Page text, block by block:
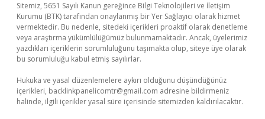
Sitemiz, 5651 Sayılı Kanun gereğince Bilgi Teknolojileri ve İletişim
Kurumu (BTK) tarafından onaylanmış bir Yer Sağlayıcı olarak hizmet
vermektedir. Bu nedenle, sitedeki içerikleri proaktif olarak denetleme
veya araştırma yükümlülüğümüz bulunmamaktadır. Ancak, üyelerimiz
yazdıkları içeriklerin sorumluluğunu taşımakta olup, siteye üye olarak
bu sorumluluğu kabul etmiş sayılırlar.
Hukuka ve yasal düzenlemelere aykırı olduğunu düşündüğünüz
içerikleri, backlinkpanelicomtr@gmail.com adresine bildirmeniz
halinde, ilgili içerikler yasal süre içerisinde sitemizden kaldırılacaktır.